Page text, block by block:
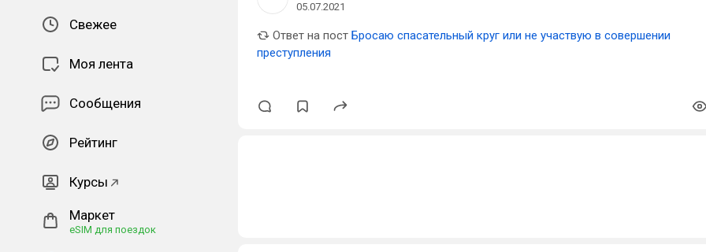
Свежее
Моя лента
Сообщения
Рейтинг
Курсы
Маркет
eSIM для поездок
05.07.2021
Ответ на пост Бросаю спасательный круг или не участвую в совершении
преступления